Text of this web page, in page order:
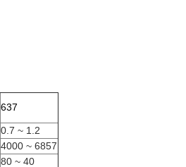
637
0.7 ~ 1.2
4000 ~ 6857
80 ~ 40